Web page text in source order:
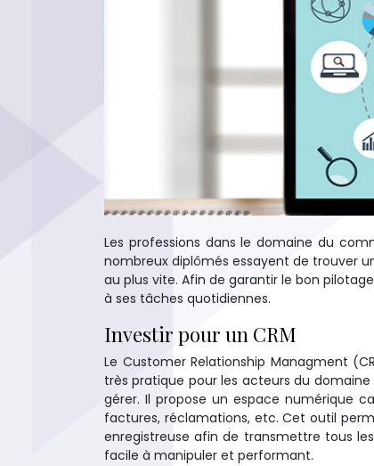
Les professions dans le domaine du
nombreux diplômés essayent de trouver
au plus vite. Afin de garantir le bon
à ses tâches quotidiennes.
Investir pour un CRM
Le Customer Relationship Managment
très pratique pour les acteurs du
gérer. Il propose un espace numérique
factures, réclamations, etc. Cet outil
enregistreuse afin de transmettre tous
facile à manipuler et performant.